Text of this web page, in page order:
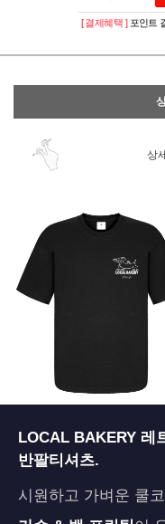
[ 결제혜택 ] 포인트
상
LOCAL BAKERY 레
반팔티셔츠.
시원하고 가벼운 쿨